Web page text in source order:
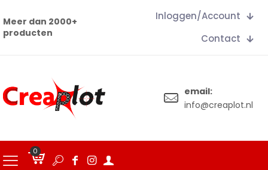
Meer dan 2000+
producten
Inloggen/Account
Contact
email:
info@creaplot.nl
0